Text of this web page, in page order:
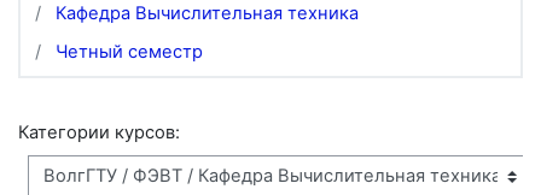
Кафедра Вычислительная техника
Четный семестр
Категории курсов: